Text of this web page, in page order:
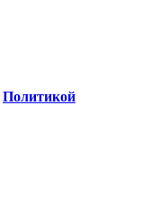
Политикой